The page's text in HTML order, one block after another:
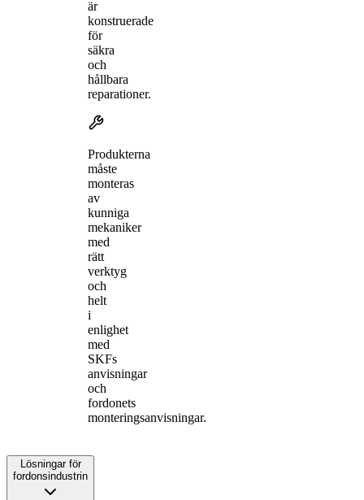
är
konstruerade
för
säkra
och
hållbara
reparationer.
Produkterna
måste
monteras
av
kunniga
mekaniker
med
rätt
verktyg
och
helt
i
enlighet
med
SKFs
anvisningar
och
fordonets
monteringsanvisningar.
Lösningar för
fordonsindustrin